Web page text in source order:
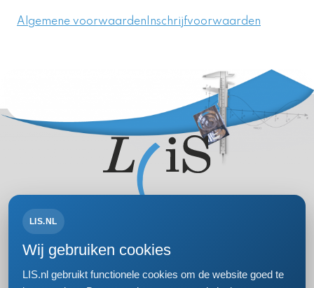
Algemene voorwaardenInschrijfvoorwaarden
Volg ons op:
LIS.NL
Wij gebruiken cookies
LIS.nl gebruikt functionele cookies om de website goed te